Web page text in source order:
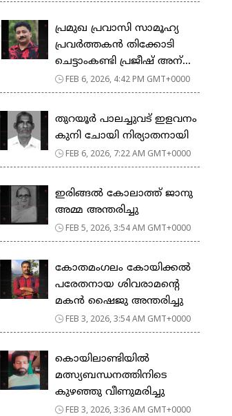
പ്രമുഖ പ്രവാസി സാമൂഹ്യ
പ്രവർത്തകൻ തിക്കോടി
ചെട്ടാംകണ്ടി പ്രജീഷ് അന്...
FEB 6, 2026, 4:42 PM GMT+0000
തുറയൂർ പാലച്ചുവട് ഇളവനം
കുനി ചോയി നിര്യാതനായി
FEB 6, 2026, 7:22 AM GMT+0000
ഇരിങ്ങൽ കോലാത്ത് ജാനു
അമ്മ അന്തരിച്ചു
FEB 5, 2026, 3:54 AM GMT+0000
കോതമംഗലം കോയിക്കൽ
പരേതനായ ശിവരാമൻ്റെ
മകൻ ഷൈജു അന്തരിച്ചു
FEB 3, 2026, 3:54 AM GMT+0000
കൊയിലാണ്ടിയില്‍
മത്സ്യബന്ധനത്തിനിടെ
കുഴഞ്ഞു വീണുമരിച്ചു
FEB 3, 2026, 3:36 AM GMT+0000